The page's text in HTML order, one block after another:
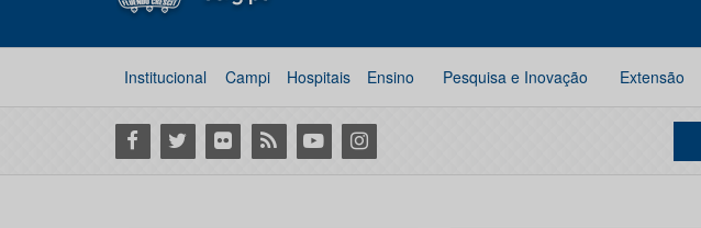
Institucional Campi Hospitais Ensino Pesquisa e Inovação Extensão
Facebook
Twitter Flickr RSS YoutubeInstagram